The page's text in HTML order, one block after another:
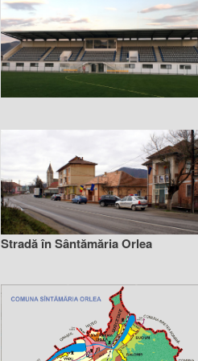
Stradă în Sântămăria Orlea